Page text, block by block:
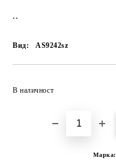
..
Вид: AS9242sz
В наличност
Марка: